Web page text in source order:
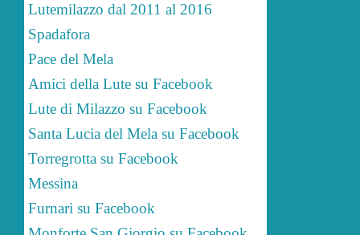
Lutemilazzo dal 2011 al 2016
Spadafora
Pace del Mela
Amici della Lute su Facebook
Lute di Milazzo su Facebook
Santa Lucia del Mela su Facebook
Torregrotta su Facebook
Messina
Furnari su Facebook